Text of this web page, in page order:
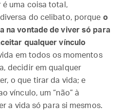
é uma coisa total,
do celibato, porque o
na vontade de viver só para
qualquer vínculo
em todos os momentos
decidir em qualquer
o que tirar da vida; e
vínculo, um “não” à
a vida só para si mesmos.